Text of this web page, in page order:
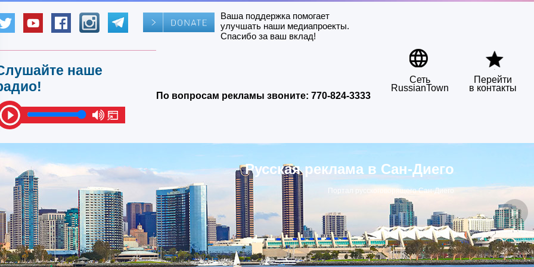
Ваша поддержка помогает
улучшать наши медиапроекты.
Спасибо за ваш вклад!
наше
По вопросам рекламы звоните: 770-824-3333
Сеть
RussianTown
Перейти
в контакты
Русская реклама в Сан-Диего
Портал русскоговорящего Сан-Диего
▶